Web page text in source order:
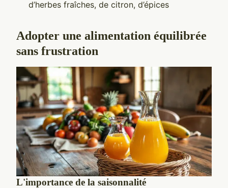
d’herbes fraîches, de citron, d’épices
Adopter une alimentation équilibrée
sans frustration
L'importance de la saisonnalité